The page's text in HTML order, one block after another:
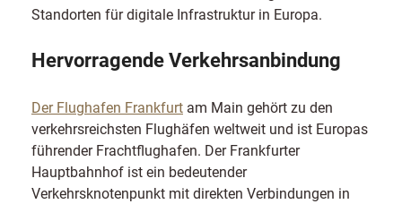
Standorten für digitale Infrastruktur in Europa.
Hervorragende Verkehrsanbindung
Der Flughafen Frankfurt am Main gehört zu den
verkehrsreichsten Flughäfen weltweit und ist Europas
führender Frachtflughafen. Der Frankfurter
Hauptbahnhof ist ein bedeutender
Verkehrsknotenpunkt mit direkten Verbindungen in